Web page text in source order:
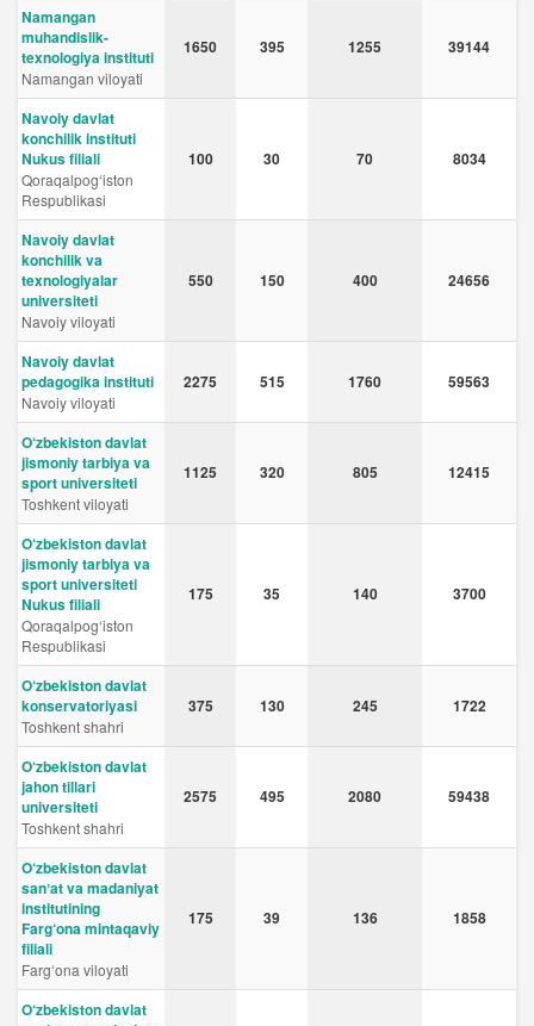
Namangan
muhandislik-
texnologiya instituti
Namangan viloyati
1650 395 1255 39144
Navoiy davlat
konchilik instituti
Nukus filiali
Qoraqalpog‘iston
Respublikasi
100 30 70 8034
Navoiy davlat
konchilik va
texnologiyalar
universiteti
Navoiy viloyati
550 150 400 24656
Navoiy davlat
pedagogika instituti
Navoiy viloyati
2275 515 1760 59563
O‘zbekiston davlat
jismoniy tarbiya va
sport universiteti
Toshkent viloyati
1125 320 805 12415
O‘zbekiston davlat
jismoniy tarbiya va
sport universiteti
Nukus filiali
Qoraqalpog‘iston
Respublikasi
175 35 140 3700
O‘zbekiston davlat
konservatoriyasi
Toshkent shahri
375 130 245 1722
O‘zbekiston davlat
jahon tillari
universiteti
Toshkent shahri
2575 495 2080 59438
O‘zbekiston davlat
sanʼat va madaniyat
institutining
Farg‘ona mintaqaviy
filiali
Fargʻona viloyati
175 39 136 1858
O‘zbekiston davlat